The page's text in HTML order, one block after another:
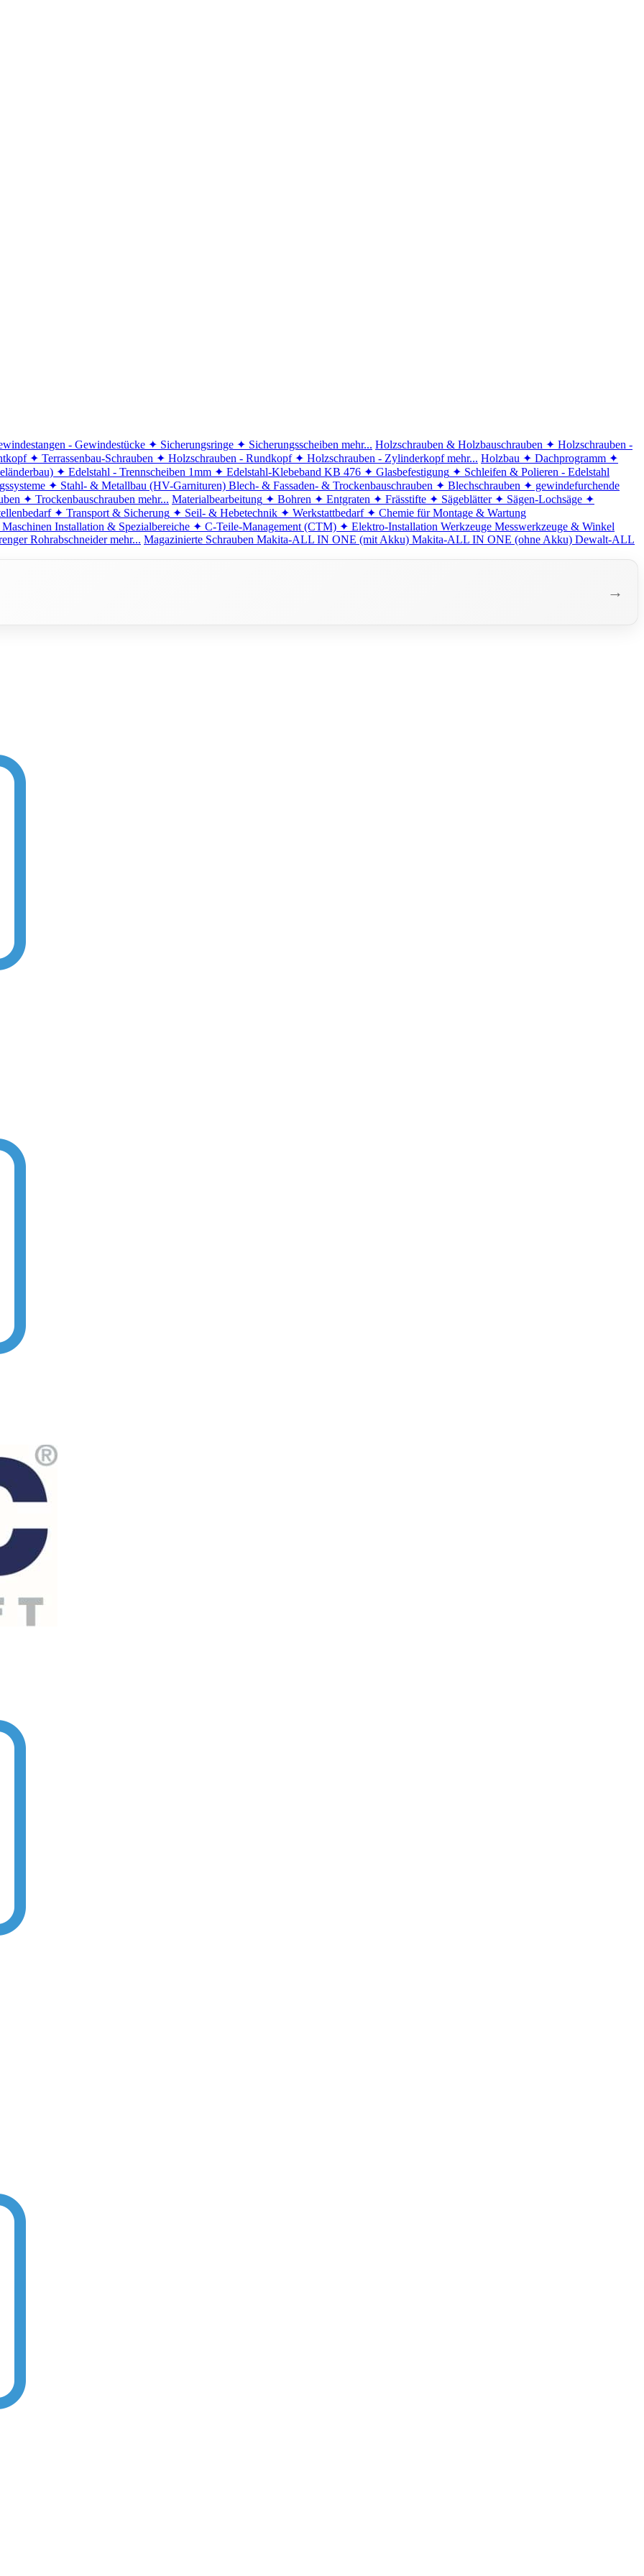
- Gewindestücke ✦ Sicherungsringe ✦ Sicherungsscheiben mehr... Holzschrauben & Holzbauschrauben ✦ Holzschrauben -
✦ Terrassenbau-Schrauben ✦ Holzschrauben - Rundkopf ✦ Holzschrauben - Zylinderkopf mehr... Holzbau ✦ Dachprogramm ✦
✦ Edelstahl - Trennscheiben 1mm ✦ Edelstahl-Klebeband KB 476 ✦ Glasbefestigung ✦ Schleifen & Polieren - Edelstahl
✦ Stahl- & Metallbau (HV-Garnituren) Blech- & Fassaden- & Trockenbauschrauben ✦ Blechschrauben ✦ gewindefurchende
✦ Trockenbauschrauben mehr... Materialbearbeitung ✦ Bohren ✦ Entgraten ✦ Frässtifte ✦ Sägeblätter ✦ Sägen-Lochsäge ✦
✦ Transport & Sicherung ✦ Seil- & Hebetechnik ✦ Werkstattbedarf ✦ Chemie für Montage & Wartung
Installation & Spezialbereiche ✦ C-Teile-Management (CTM) ✦ Elektro-Installation Werkzeuge Messwerkzeuge & Winkel
Rohrabschneider mehr... Magazinierte Schrauben Makita-ALL IN ONE (mit Akku) Makita-ALL IN ONE (ohne Akku) Dewalt-ALL
→